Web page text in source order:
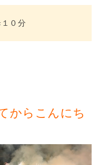
０分
からこんにち